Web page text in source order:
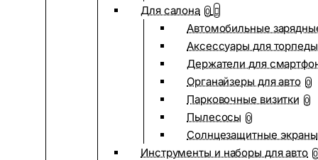
Для салона 0
Автомобильные
Аксессуары для
Держатели для
Органайзеры для авто 0
Парковочные визитки 0
Пылесосы 0
Солнцезащитные экраны
Инструменты и наборы для авто 0